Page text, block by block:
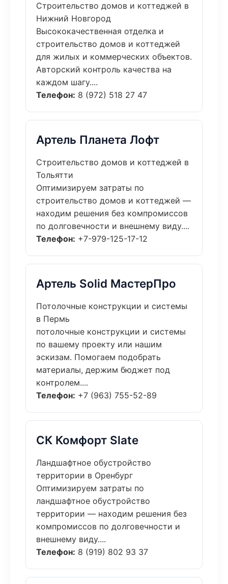
Строительство домов и коттеджей в
Нижний Новгород
Высококачественная отделка и
строительство домов и коттеджей
для жилых и коммерческих объектов.
Авторский контроль качества на
каждом шагу....
Телефон: 8 (972) 518 27 47
Артель Планета Лофт
Строительство домов и коттеджей в
Тольятти
Оптимизируем затраты по
строительство домов и коттеджей —
находим решения без компромиссов
по долговечности и внешнему виду....
Телефон: +7-979-125-17-12
Артель Solid МастерПро
Потолочные конструкции и системы
в Пермь
потолочные конструкции и системы
по вашему проекту или нашим
эскизам. Помогаем подобрать
материалы, держим бюджет под
контролем....
Телефон: +7 (963) 755-52-89
СК Комфорт Slate
Ландшафтное обустройство
территории в Оренбург
Оптимизируем затраты по
ландшафтное обустройство
территории — находим решения без
компромиссов по долговечности и
внешнему виду....
Телефон: 8 (919) 802 93 37